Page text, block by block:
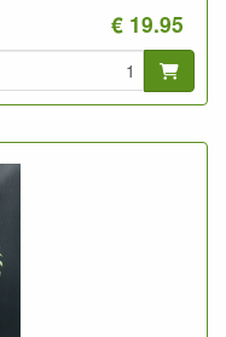
€ 19.95